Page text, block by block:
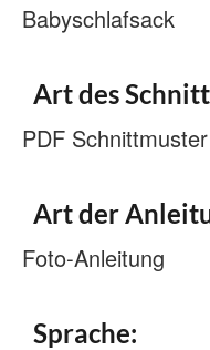
Babyschlafsack
Art des
PDF
Art der
Foto-Anleitung
Sprache: